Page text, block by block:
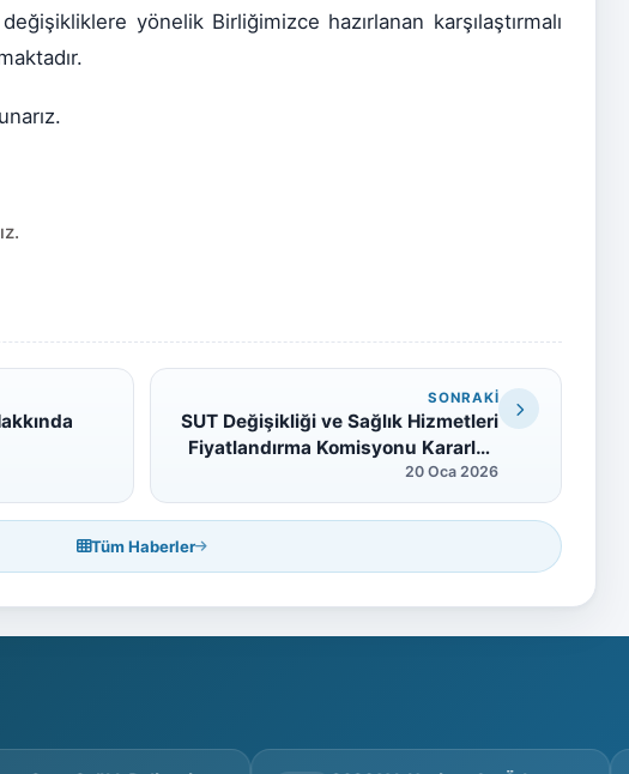
yönelik Birliğimizce hazırlanan karşılaştırmalı
SONRAKI
SUT Değişikliği ve Sağlık Hizmetleri
Fiyatlandırma Komisyonu Kararları
Hakkında
20 Oca 2026
Tüm Haberler